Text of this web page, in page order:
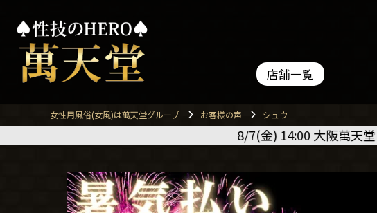
店舗一覧
女性用風俗(女風)は萬天堂グループ お客様の声 シュウ
8/7(金) 14:00 大阪萬天堂 ユウマさん＜施術コ